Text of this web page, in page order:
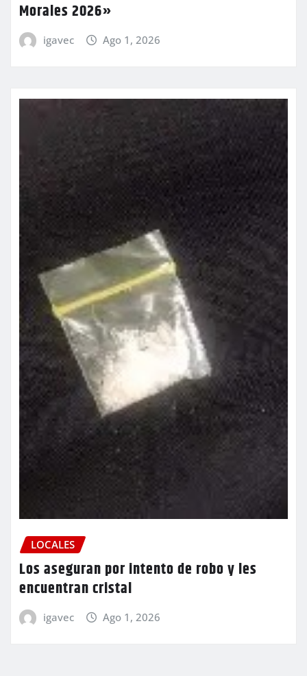
Morales 2026»
igavec Ago 1, 2026
LOCALES
Los aseguran por intento de robo y les
encuentran cristal
igavec Ago 1, 2026